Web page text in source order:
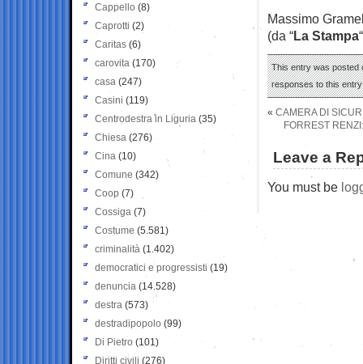
Massimo
(da “La Stampa
This entry was posted
responses to this
« CAMERA DI
FORREST
Leave a
You must be
Cappello (8)
Caprotti (2)
Caritas (6)
carovita (170)
casa (247)
Casini (119)
Centrodestra in Liguria (35)
Chiesa (276)
Cina (10)
Comune (342)
Coop (7)
Cossiga (7)
Costume (5.581)
criminalità (1.402)
democratici e progressisti (19)
denuncia (14.528)
destra (573)
destradipopolo (99)
Di Pietro (101)
Diritti civili (276)